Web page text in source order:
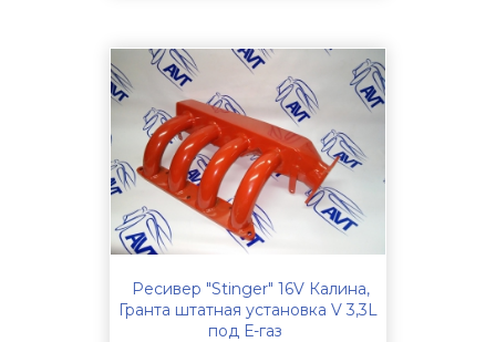
Ресивер "Stinger" 16V Калина,
Гранта штатная установка V 3,3L
под Е-газ